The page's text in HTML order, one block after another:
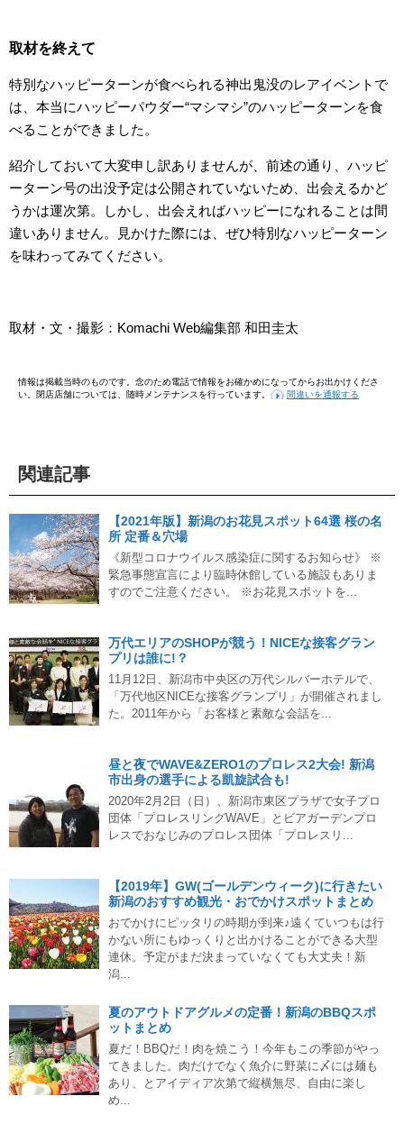
取材を終えて
特別なハッピーターンが食べられる神出鬼没のレアイベントで
は、本当にハッピーパウダー“マシマシ”のハッピーターンを食
べることができました。
紹介しておいて大変申し訳ありませんが、前述の通り、ハッピ
ーターン号の出没予定は公開されていないため、出会えるかど
うかは運次第。しかし、出会えればハッピーになれることは間
違いありません。見かけた際には、ぜひ特別なハッピーターン
を味わってみてください。
取材・文・撮影：Komachi Web編集部 和田圭太
情報は掲載当時のものです。念のため電話で情報をお確かめになってからお出かけくださ
い。閉店店舗については、随時メンテナンスを行っています。
間違いを通報する
関連記事
【2021年版】新潟のお花見スポット64選 桜の名
所 定番＆穴場
《新型コロナウイルス感染症に関するお知らせ》 ※
緊急事態宣言により臨時休館している施設もありま
すのでご注意ください。 ※お花見スポットを...
万代エリアのSHOPが競う！NICEな接客グラン
プリは誰に!？
11月12日、新潟市中央区の万代シルバーホテルで、
「万代地区NICEな接客グランプリ」が開催されまし
た。2011年から「お客様と素敵な会話を...
昼と夜でWAVE&ZERO1のプロレス2大会! 新潟
市出身の選手による凱旋試合も!
2020年2月2日（日）、新潟市東区プラザで女子プロ
団体「プロレスリングWAVE」とビアガーデンプロ
レスでおなじみのプロレス団体「プロレスリ...
【2019年】GW(ゴールデンウィーク)に行きたい
新潟のおすすめ観光・おでかけスポットまとめ
おでかけにピッタリの時期が到来♪遠くていつもは行
かない所にもゆっくりと出かけることができる大型
連休。予定がまだ決まっていなくても大丈夫！新
潟...
夏のアウトドアグルメの定番！新潟のBBQスポ
ットまとめ
夏だ！BBQだ！肉を焼こう！今年もこの季節がやっ
てきました。肉だけでなく魚介に野菜に〆には麺も
あり、とアイディア次第で縦横無尽、自由に楽し
め...